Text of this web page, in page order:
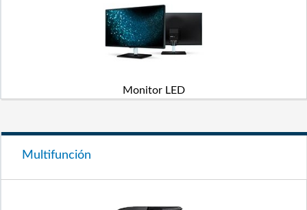
Monitor LED
Multifunción